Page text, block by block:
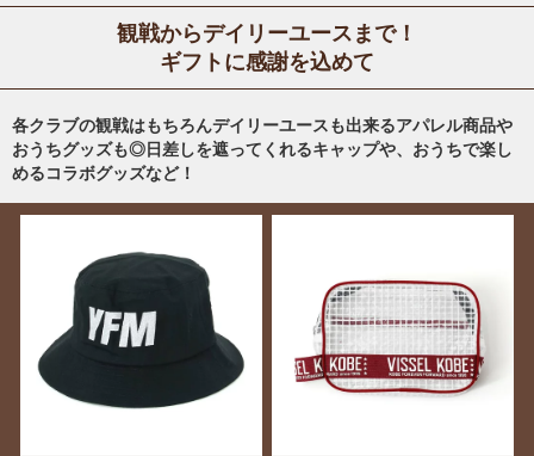
観戦からデイリーユースまで！
ギフトに感謝を込めて
各クラブの観戦はもちろんデイリーユースも出来るアパレル商品や
おうちグッズも◎日差しを遮ってくれるキャップや、おうちで楽し
めるコラボグッズなど！